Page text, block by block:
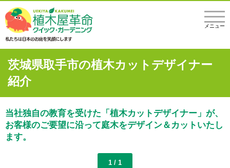
メニュー
茨城県取手市の植木カットデザイナー
紹介
当社独自の教育を受けた「植木カットデザイナー」が、
お客様のご要望に沿って庭木をデザイン＆カットいたし
ます。
1 / 1